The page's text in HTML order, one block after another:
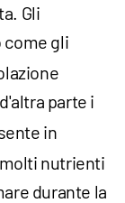
Gli
come gli
parte i
in
nutrienti
durante la